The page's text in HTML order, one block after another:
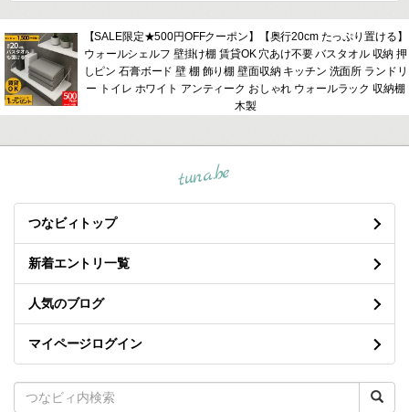
【SALE限定★500円OFFクーポン】【奥行20cm たっぷり置ける】
ウォールシェルフ 壁掛け棚 賃貸OK 穴あけ不要 バスタオル 収納 押
しピン 石膏ボード 壁 棚 飾り棚 壁面収納 キッチン 洗面所 ランドリ
ー トイレ ホワイト アンティーク おしゃれ ウォールラック 収納棚
木製
tuna.be
つなビィトップ
新着エントリ一覧
人気のブログ
マイページログイン